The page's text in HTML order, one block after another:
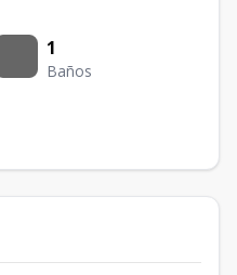
1
Baños